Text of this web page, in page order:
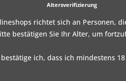
Altersverifizierung
richtet sich an Personen,
bestätigen Sie Ihr Alter, um
ich, dass ich mindestens